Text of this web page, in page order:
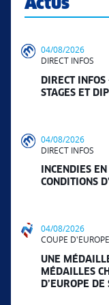
Actus
04/08/2026
DIRECT INFOS
DIRECT
STAGES ET
04/08/2026
DIRECT INFOS
INCENDIES
CONDITIONS
04/08/2026
COUPE
UNE
MÉDAILLES
D’EUROPE